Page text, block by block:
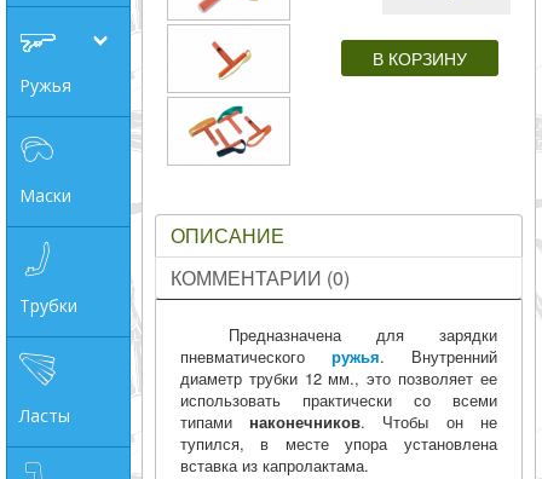
Производитель
_JSHOP_SEARCH_COINS
до
грн
Ружья
Маски
Трубки
Ласты
ОПИСАНИЕ
КОММЕНТАРИИ (0)
Предназначена для зарядки
пневматического ружья. Внутренний
диаметр трубки 12 мм., это позволяет ее
использовать практически со всеми
типами наконечников. Чтобы он не
тупился, в месте упора установлена
вставка из капролактама.